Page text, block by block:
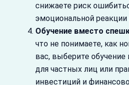
снижаете риск
эмоциональной реакции
Обучение вместо
что не понимаете, как
вас, выберите
для частных лиц или
инвестиций и